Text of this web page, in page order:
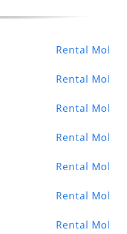
Rental Mobil
Rental Mobil
Rental Mobil
Rental Mobil
Rental Mobil
Rental Mobil
Rental Mobil